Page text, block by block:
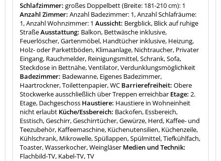
Schlafzimmer: großes Doppelbett (Breite: 181-210 cm): 1
Anzahl Zimmer: Anzahl Badezimmer: 1, Anzahl Schlafräume:
1, Anzahl Wohnzimmer: 1 Aussicht: Bergblick, Blick auf ruhige
StraßeAusstattung: Balkon, Bettwäsche inklusive,
Feuerlöscher, Gartenmöbel, Handtücher inklusive, Heizung,
Holz- oder Parkettböden, Klimaanlage, Nichtraucher, Privater
Eingang, Rauchmelder, Reinigungsmittel, Schrank, Sofa,
Steckdose in Bettnähe, Ventilator, Verdunklungsmöglichkeit
Badezimmer: Badewanne, Eigenes Badezimmer,
Haartrockner, Toilettenpapier, WC Barrierefreiheit: Obere
Stockwerke ausschließlich über Treppen erreichbar Etage: 2.
Etage, Dachgeschoss Haustiere: Haustiere in Wohneinheit
nicht erlaubt Küche/Essbereich: Backofen, Essbereich,
Esstisch, Geschirr, Geschirrtücher, Gewürze, Herd, Kaffee- und
Teezubehör, Kaffeemaschine, Küchenutensilien, Küchenzeile,
Kühlschrank, Mikrowelle, Spüllappen, Spülmittel, Tiefkühlfach,
Toaster, Wasserkocher, Weingläser Medien und Technik:
Flachbild-TV, Kabel-TV, TV